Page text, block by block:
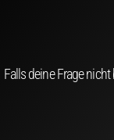
Falls deine Frage